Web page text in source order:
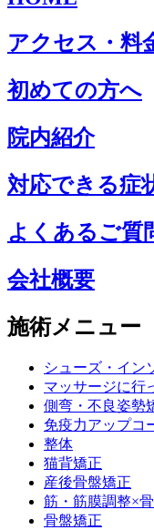
アクセス・料
初めての方へ
院内紹介
対応できる症
よくあるご質
会社概要
施術メニュー
シューズ・イン
マッサージに行
側弯・不良姿勢
免疫力アップコ
整体
猫背矯正
産後骨盤矯正
筋・筋膜調整×
骨盤矯正